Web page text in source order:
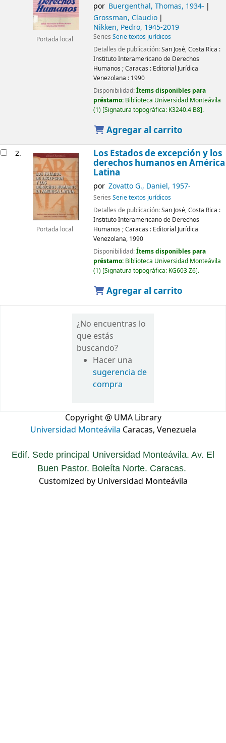
Portada local
por Buergenthal, Thomas, 1934-
Grossman, Claudio
Nikken, Pedro, 1945-2019
Series Serie textos jurídicos
Detalles de publicación:San José, Costa Rica :
Instituto Interamericano de Derechos
Humanos ;Caracas : Editorial Jurídica
Venezolana : 1990
Disponibilidad:Ítems disponibles para
préstamo: Biblioteca Universidad Monteávila
(1) Signatura topográfica: K3240.4 B8 .
Agregar al carrito
2.
Portada local
Los Estados de excepción y los
derechos humanos en América
Latina
por Zovatto G., Daniel, 1957-
Series Serie textos jurídicos
Detalles de publicación:San José, Costa Rica :
Instituto Interamericano de Derechos
Humanos ;Caracas : Editorial Jurídica
Venezolana, 1990
Disponibilidad:Ítems disponibles para
préstamo: Biblioteca Universidad Monteávila
(1) Signatura topográfica: KG603 Z6 .
Agregar al carrito
¿No encuentras lo
que estás
buscando?
Hacer una
sugerencia de
compra
Copyright @ UMA Library
Universidad Monteávila Caracas, Venezuela
Edif. Sede principal Universidad Monteávila. Av. El
Buen Pastor. Boleíta Norte. Caracas.
Customized by Universidad Monteávila